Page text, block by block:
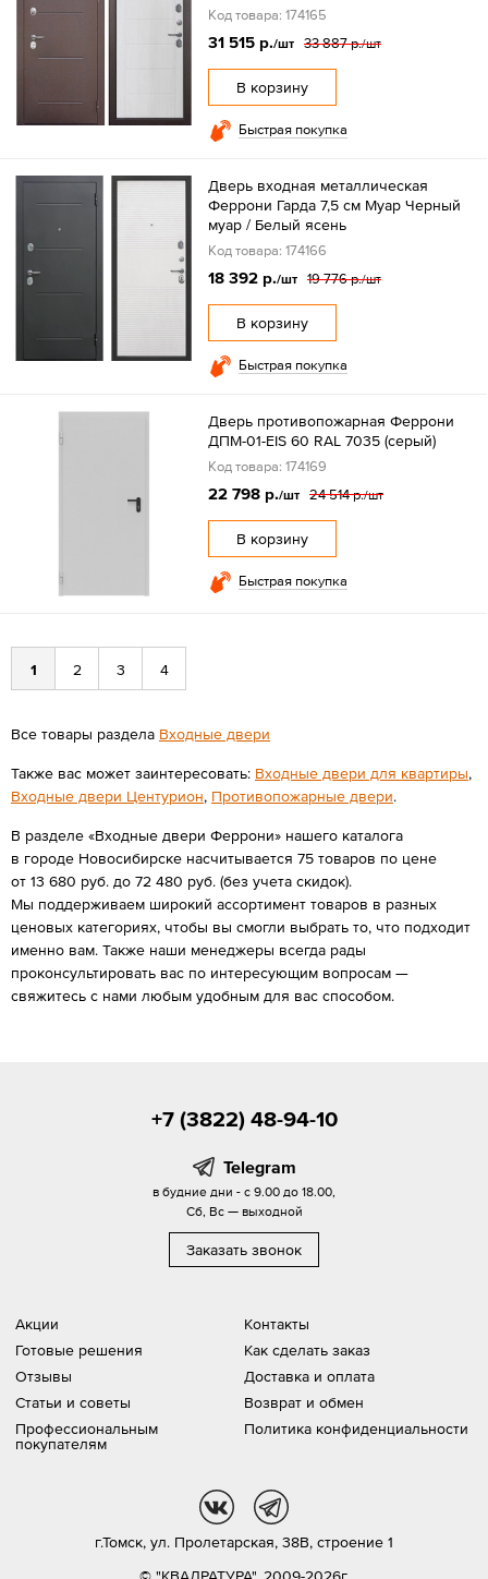
Код товара: 174165
31 515 р./шт 33 887 р./шт
В корзину
Быстрая покупка
Дверь входная металлическая
Феррони Гарда 7,5 см Муар Черный
муар / Белый ясень
Код товара: 174166
18 392 р./шт 19 776 р./шт
В корзину
Быстрая покупка
Дверь противопожарная Феррони
ДПМ-01-EIS 60 RAL 7035 (серый)
Код товара: 174169
22 798 р./шт 24 514 р./шт
В корзину
Быстрая покупка
1 2 3 4
Все товары раздела Входные двери
Также вас может заинтересовать: Входные двери для квартиры,
Входные двери Центурион, Противопожарные двери.
В разделе «Входные двери Феррони» нашего каталога
в городе Новосибирске насчитывается 75 товаров по цене
от 13 680 руб. до 72 480 руб. (без учета скидок).
Мы поддерживаем широкий ассортимент товаров в разных
ценовых категориях, чтобы вы смогли выбрать то, что подходит
именно вам. Также наши менеджеры всегда рады
проконсультировать вас по интересующим вопросам —
свяжитесь с нами любым удобным для вас способом.
Акции
Готовые решения
Отзывы
Статьи и советы
Профессиональным
покупателям
Контакты
Как сделать заказ
Доставка и оплата
Возврат и обмен
Политика конфиденциальности
+7 (3822) 48-94-10
Telegram
в будние дни - с 9.00 до 18.00,
Сб, Вс — выходной
Заказать звонок
г.Томск, ул. Пролетарская, 38В, строение 1